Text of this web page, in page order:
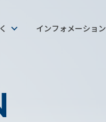
インフォメーション